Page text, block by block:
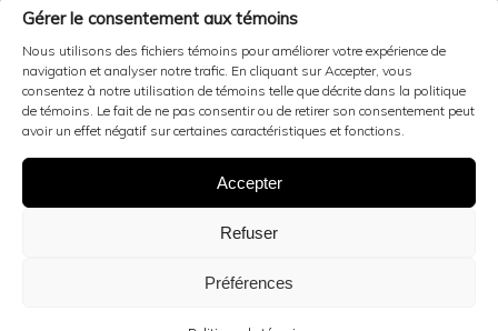
Gérer le consentement aux témoins
Nous utilisons des fichiers témoins pour améliorer votre expérience de
navigation et analyser notre trafic. En cliquant sur Accepter, vous
consentez à notre utilisation de témoins telle que décrite dans la politique
de témoins. Le fait de ne pas consentir ou de retirer son consentement peut
avoir un effet négatif sur certaines caractéristiques et fonctions.
Accepter
Refuser
Préférences
Formations professionnelles de yoga et
de Qigong
Maïtri (Chantal Turgeon) Yogacharya:514-
571-8389
centrekaivalya@gmail.com
conditions de service